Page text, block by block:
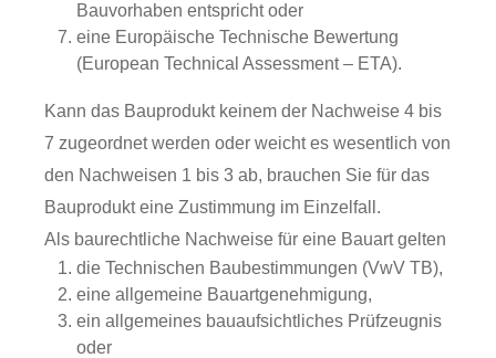
Bauvorhaben entspricht oder
eine Europäische Technische Bewertung
(European Technical Assessment – ETA).
Kann das Bauprodukt keinem der Nachweise 4 bis
7 zugeordnet werden oder weicht es wesentlich von
den Nachweisen 1 bis 3 ab, brauchen Sie für das
Bauprodukt eine Zustimmung im Einzelfall.
Als baurechtliche Nachweise für eine Bauart gelten
die Technischen Baubestimmungen (VwV TB),
eine allgemeine Bauartgenehmigung,
ein allgemeines bauaufsichtliches Prüfzeugnis
oder